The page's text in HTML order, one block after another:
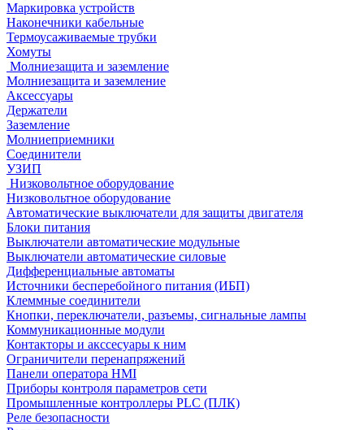
Маркировка устройств
Наконечники кабельные
Термоусаживаемые трубки
Хомуты
Молниезащита и заземление
Молниезащита и заземление
Аксессуары
Держатели
Заземление
Молниеприемники
Соединители
УЗИП
Низковольтное оборудование
Низковольтное оборудование
Автоматические выключатели для защиты двигателя
Блоки питания
Выключатели автоматические модульные
Выключатели автоматические силовые
Дифференциальные автоматы
Источники бесперебойного питания (ИБП)
Клеммные соединители
Кнопки, переключатели, разъемы, сигнальные лампы
Коммуникационные модули
Контакторы и акссесуары к ним
Ограничители перенапряжений
Панели оператора HMI
Приборы контроля параметров сети
Промышленные контроллеры PLC (ПЛК)
Реле безопасности